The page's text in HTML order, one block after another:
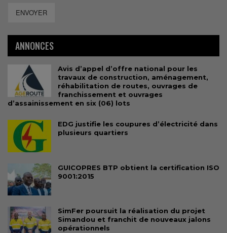
ENVOYER
ANNONCES
Avis d’appel d’offre national pour les
travaux de construction, aménagement,
réhabilitation de routes, ouvrages de
franchissement et ouvrages
d’assainissement en six (06) lots
EDG justifie les coupures d’électricité dans
plusieurs quartiers
GUICOPRES BTP obtient la certification ISO
9001:2015
SimFer poursuit la réalisation du projet
Simandou et franchit de nouveaux jalons
opérationnels